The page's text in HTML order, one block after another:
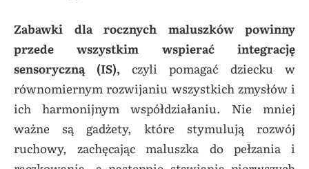
Zabawki dla rocznych maluszków powinny
przede wszystkim wspierać integrację
sensoryczną (IS), czyli pomagać dziecku w
równomiernym rozwijaniu wszystkich zmysłów i
ich harmonijnym współdziałaniu. Nie mniej
ważne są gadżety, które stymulują rozwój
ruchowy, zachęcając maluszka do pełzania i